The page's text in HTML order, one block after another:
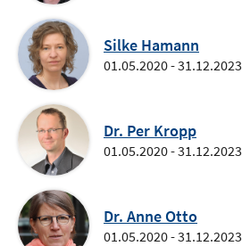
Silke Hamann
01.05.2020 - 31.12.2023
Dr. Per Kropp
01.05.2020 - 31.12.2023
Dr. Anne Otto
01.05.2020 - 31.12.2023